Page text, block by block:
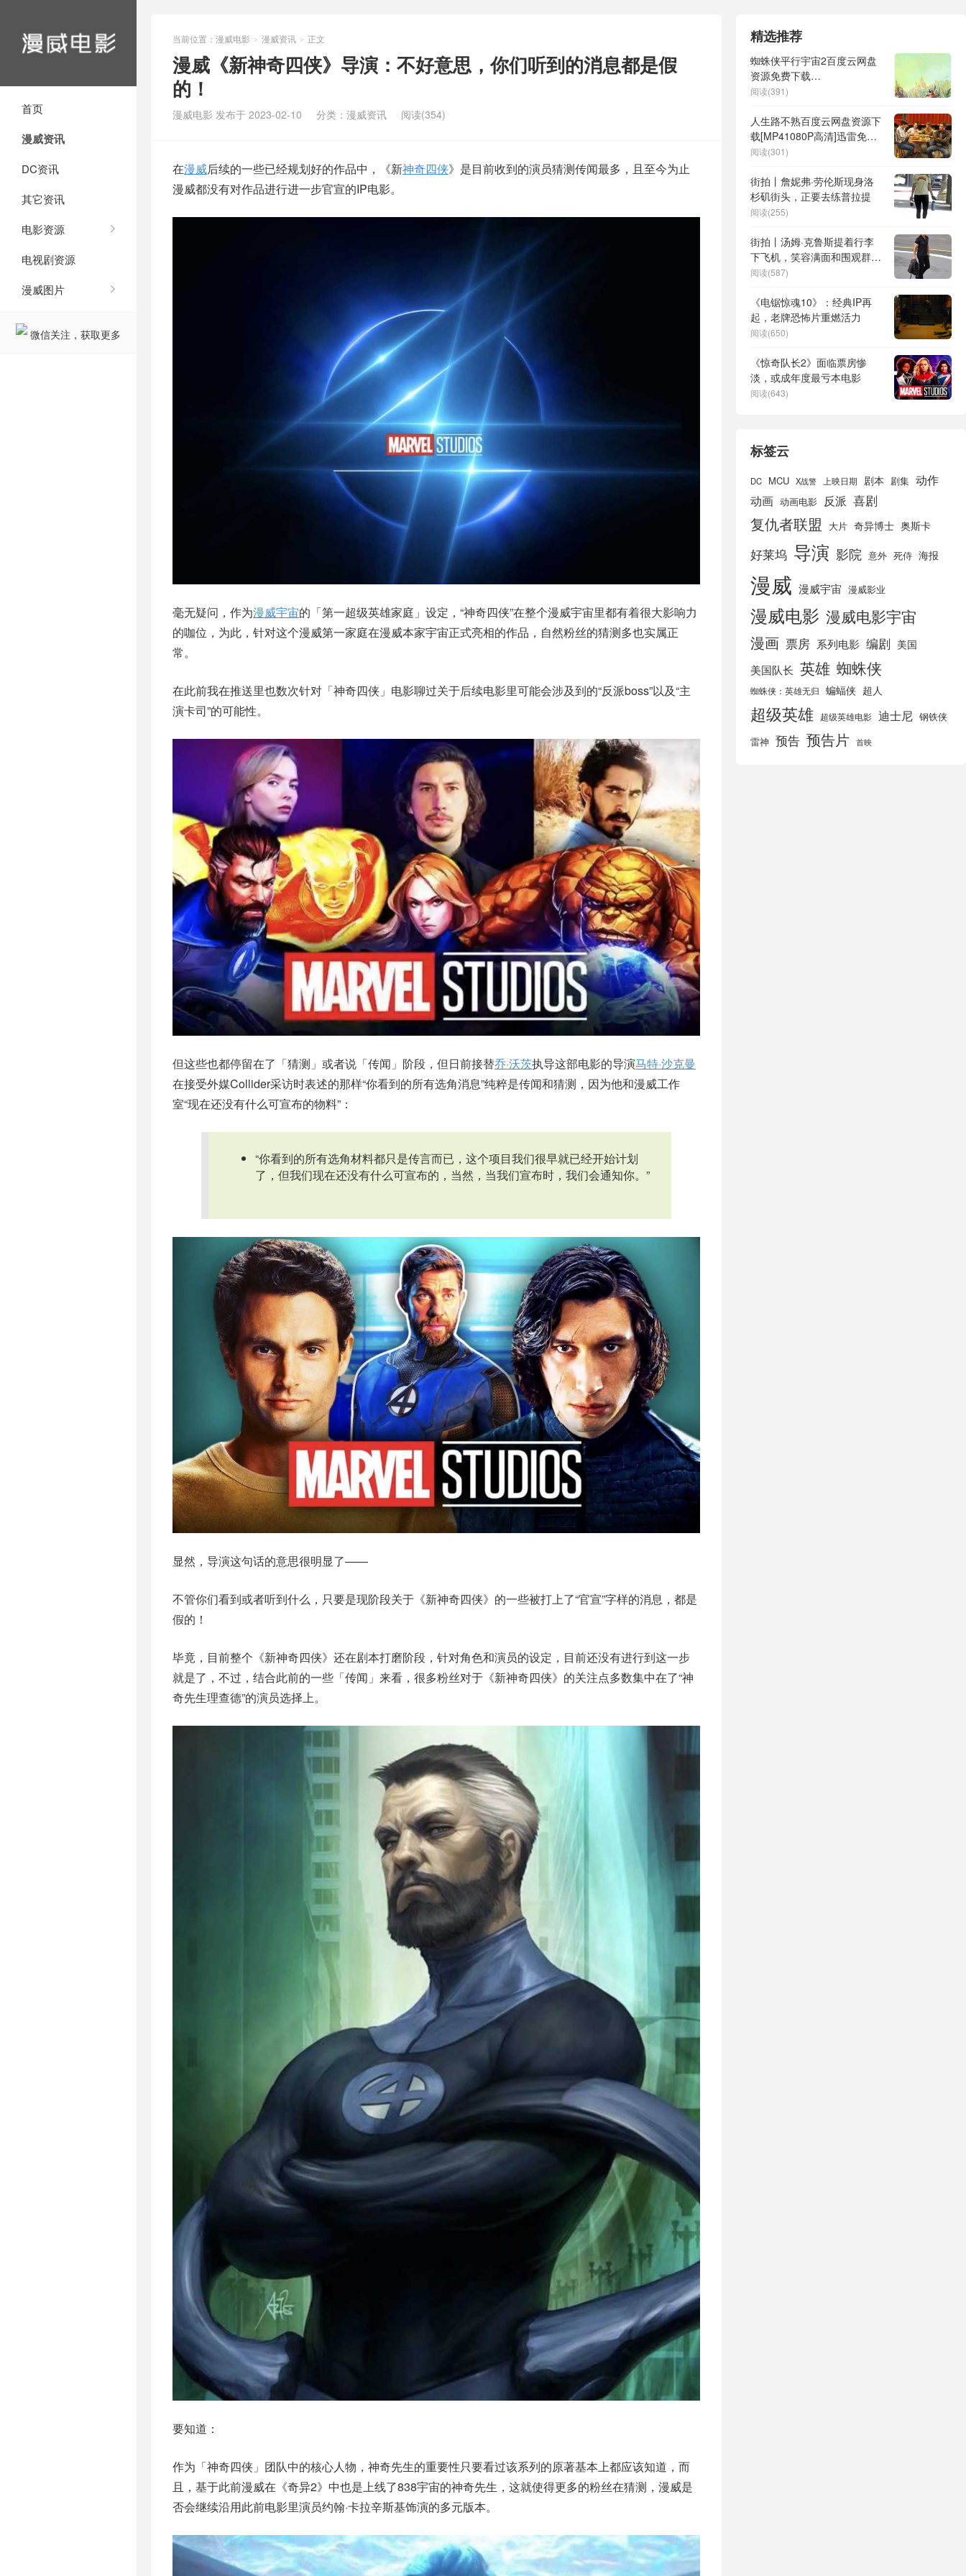
首页
漫威资讯
DC资讯
其它资讯
电影资源
电视剧资源
漫威图片
微信关注，获取更多
当前位置： 漫威电影 > 漫威资讯 > 正文
漫威《新神奇四侠》导演：不好意思，你们听到的消息都是假
的！
漫威电影 发布于 2023-02-10 分类： 漫威资讯 阅读(354)
在漫威后续的一些已经规划好的作品中，《新神奇四侠》是目前收到的演员猜测传闻最多，且至今为止
漫威都没有对作品进行进一步官宣的IP电影。
毫无疑问，作为漫威宇宙的「第一超级英雄家庭」设定，“神奇四侠”在整个漫威宇宙里都有着很大影响力
的咖位，为此，针对这个漫威第一家庭在漫威本家宇宙正式亮相的作品，自然粉丝的猜测多也实属正
常。
在此前我在推送里也数次针对「神奇四侠」电影聊过关于后续电影里可能会涉及到的“反派boss”以及“主
演卡司”的可能性。
但这些也都停留在了「猜测」或者说「传闻」阶段，但日前接替乔·沃茨执导这部电影的导演马特·沙克曼
在接受外媒Collider采访时表述的那样“你看到的所有选角消息”纯粹是传闻和猜测，因为他和漫威工作
室“现在还没有什么可宣布的物料”：
“你看到的所有选角材料都只是传言而已，这个项目我们很早就已经开始计划
了，但我们现在还没有什么可宣布的，当然，当我们宣布时，我们会通知你。”
显然，导演这句话的意思很明显了——
不管你们看到或者听到什么，只要是现阶段关于《新神奇四侠》的一些被打上了“官宣”字样的消息，都是
假的！
毕竟，目前整个《新神奇四侠》还在剧本打磨阶段，针对角色和演员的设定，目前还没有进行到这一步
就是了，不过，结合此前的一些「传闻」来看，很多粉丝对于《新神奇四侠》的关注点多数集中在了“神
奇先生理查德”的演员选择上。
要知道：
作为「神奇四侠」团队中的核心人物，神奇先生的重要性只要看过该系列的原著基本上都应该知道，而
且，基于此前漫威在《奇异2》中也是上线了838宇宙的神奇先生，这就使得更多的粉丝在猜测，漫威是
否会继续沿用此前电影里演员约翰·卡拉辛斯基饰演的多元版本。
精选推荐
蜘蛛侠平行宇宙2百度云网盘
资源免费下载
「HD1280P/3.2G-MP4」阿
阅读(391)
人生路不熟百度云网盘资源下
载[MP41080P高清]迅雷免费
资源
阅读(301)
街拍丨詹妮弗·劳伦斯现身洛
杉矶街头，正要去练普拉提
阅读(255)
街拍丨汤姆·克鲁斯提着行李
下飞机，笑容满面和围观群众
打招呼
阅读(587)
《电锯惊魂10》：经典IP再
起，老牌恐怖片重燃活力
阅读(650)
《惊奇队长2》面临票房惨
淡，或成年度最亏本电影
阅读(643)
标签云
DC MCU X战警 上映日期 剧本 剧集 动作
动画 动画电影 反派 喜剧
复仇者联盟 大片 奇异博士 奥斯卡
好莱坞 导演 影院 意外 死侍 海报
漫威 漫威宇宙 漫威影业
漫威电影 漫威电影宇宙
漫画 票房 系列电影 编剧 美国
美国队长 英雄 蜘蛛侠
蜘蛛侠：英雄无归 蝙蝠侠 超人
超级英雄 超级英雄电影 迪士尼 钢铁侠
雷神 预告 预告片 首映